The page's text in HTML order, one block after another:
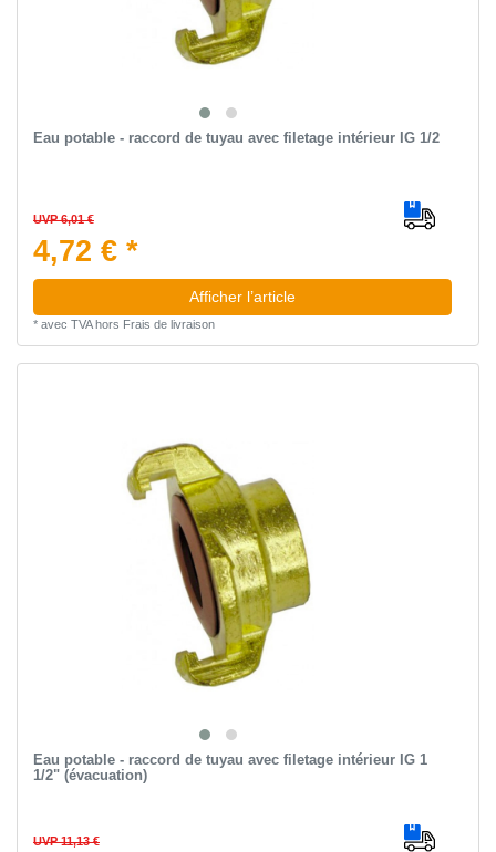
Eau potable - raccord de tuyau avec filetage intérieur IG 1/2
UVP 6,01 €
4,72 € *
Afficher l’article
* avec TVAhors Frais de livraison
Eau potable - raccord de tuyau avec filetage intérieur IG 1
1/2" (évacuation)
UVP 11,13 €